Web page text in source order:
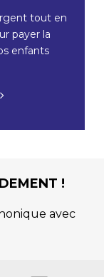
tout en
payer la
enfants
!
avec